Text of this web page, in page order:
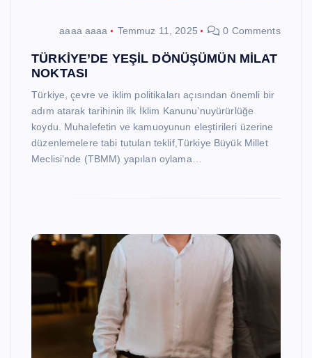
aaaa aaaa Temmuz 11, 2025 0 Comments
TÜRKİYE’DE YEŞİL DÖNÜŞÜMÜN MİLAT
NOKTASI
Türkiye, çevre ve iklim politikaları açısından önemli bir
adım atarak tarihinin ilk İklim Kanunu’nuyürürlüğe
koydu. Muhalefetin ve kamuoyunun eleştirileri üzerine
düzenlemelere tabi tutulan teklif,Türkiye Büyük Millet
Meclisi’nde (TBMM) yapılan oylama…